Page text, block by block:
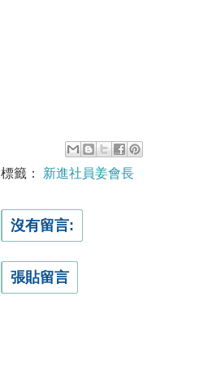
標籤： 新進社員姜會長
沒有留言:
張貼留言